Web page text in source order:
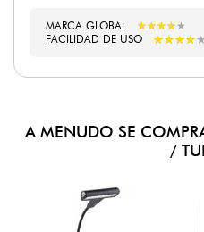
MARCA GLOBAL ★★★★★
★★★★★
FACILIDAD DE USO
★★★★★
★★★★★
A MENUDO SE
/